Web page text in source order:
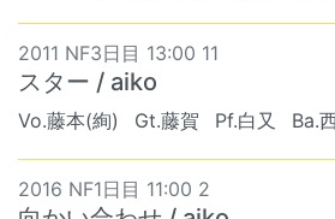
2011 NF3日目 13:00 11
スター / aiko
Vo.藤本(絢) Gt.藤賀 Pf.白又 Ba.
2016 NF1日目 11:00 2